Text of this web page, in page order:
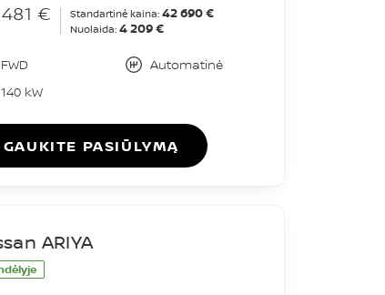
€ Standartinė kaina: 42 690 €
Nuolaida: 4 209 €
FWD
Automatinė
140 kW
GAUKITE PASIŪLYMĄ
ARIYA